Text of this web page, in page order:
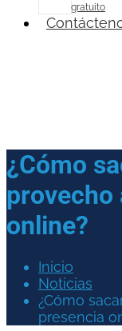
gratuito
¿Cómo
provecho
online?
Inicio
Noticias
¿Cómo
presencia